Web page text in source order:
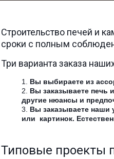
Строительство печей и
сроки с полным
Три варианта заказа
Вы выбираете из
Вы заказываете печь
другие нюансы и
Вы заказываете наши
или  картинок.
Типовые проекты